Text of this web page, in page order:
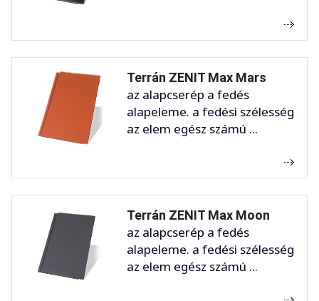
Terrán ZENIT Max Mars
az alapcserép a fedés
alapeleme. a fedési szélesség
az elem egész számú ...
Terrán ZENIT Max Moon
az alapcserép a fedés
alapeleme. a fedési szélesség
az elem egész számú ...